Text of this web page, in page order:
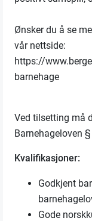
Ønsker du å se
vår nettside:
https://
barnehage
Ved tilsetting må
Barnehageloven
Kvalifikasjoner:
Godkjent
Gode